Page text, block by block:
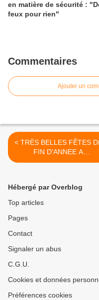
en matière de sécurité : "Des couvre-
feux pour rien"
Commentaires
Ajouter un
< TRÈS BELLES FÊTES DE
FIN D'ANNEE A
COLOMBES !
Hébergé par Overblog
Top articles
Pages
Contact
Signaler un abus
C.G.U.
Cookies et données
Préférences cookies